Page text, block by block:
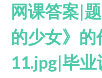
网课答案|
的少女》的
11.jpg|毕